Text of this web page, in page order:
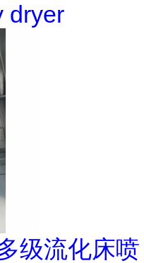
dryer
级流化床喷